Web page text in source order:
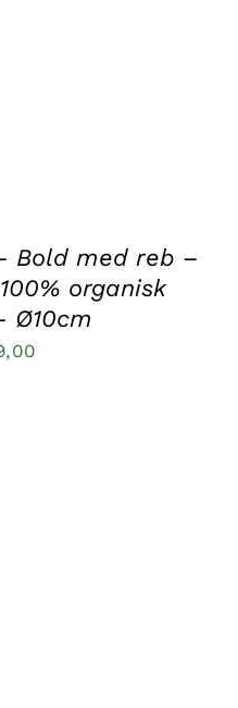
Bold med reb –
organisk
Ø10cm